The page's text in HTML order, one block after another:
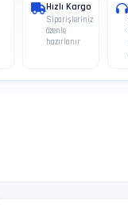
Hızlı Kargo
Siparişleriniz
özenle
hazırlanır